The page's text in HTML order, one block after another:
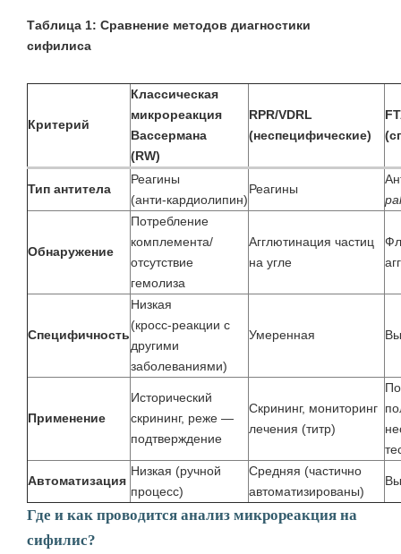
Таблица 1: Сравнение методов диагностики
сифилиса
Критерий
Классическая
микрореакция
Вассермана
(RW)
RPR/VDRL
(неспецифические)
Тип антитела
Реагины
(анти‑кардиолипин)
Реагины
Обнаружение
Потребление
комплемента/
отсутствие
гемолиза
Агглютинация частиц
на угле
Специфичность
Низкая
(кросс‑реакции с
другими
заболеваниями)
Умеренная
Применение
Исторический
скрининг, реже —
подтверждение
Скрининг, мониторинг
лечения (титр)
Автоматизация
Низкая (ручной
процесс)
Средняя (частично
автоматизированы)
Где и как проводится анализ микрореакция на
сифилис?